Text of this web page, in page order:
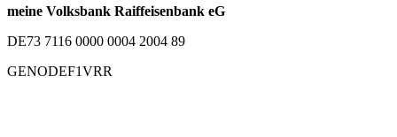
meine Volksbank Raiffeisenbank eG
DE73 7116 0000 0004 2004 89
GENODEF1VRR